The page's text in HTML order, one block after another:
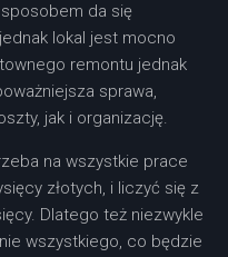
da się
lokal jest mocno
remontu jednak
sprawa,
jak i organizację.
na wszystkie prace
złotych, i liczyć się z
Dlatego też niezwykle
wszystkiego, co będzie